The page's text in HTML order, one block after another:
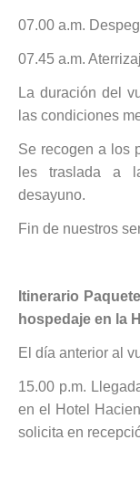
07.00 a.m.
07.45 a.m.
La duración del
las condiciones
Se recogen a los
les traslada a
desayuno.
Fin de nuestros
Itinerario
hospedaje en la
El día anterior al
15.00 p.m.
en el Hotel
solicita en